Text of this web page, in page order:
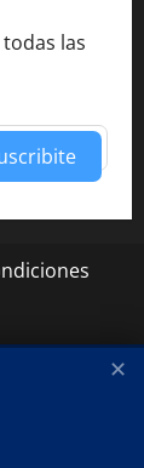
las
✕